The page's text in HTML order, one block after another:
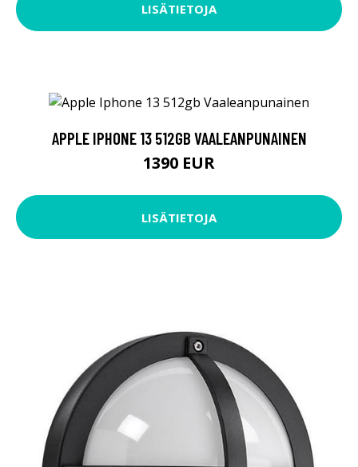
LISÄTIETOJA
APPLE IPHONE 13 512GB VAALEANPUNAINEN
1390 EUR
LISÄTIETOJA